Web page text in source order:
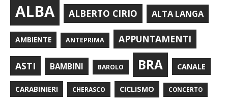
ALBA ALBERTO CIRIO ALTA LANGA
AMBIENTE ANTEPRIMA APPUNTAMENTI
ASTI BAMBINI BAROLO BRA CANALE
CARABINIERI CHERASCO CICLISMO CONCERTO